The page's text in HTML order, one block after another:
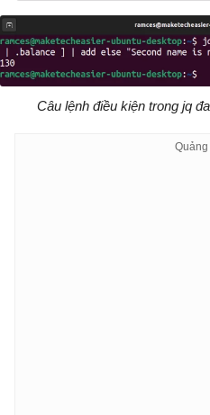
Câu lệnh điều kiện trong jq